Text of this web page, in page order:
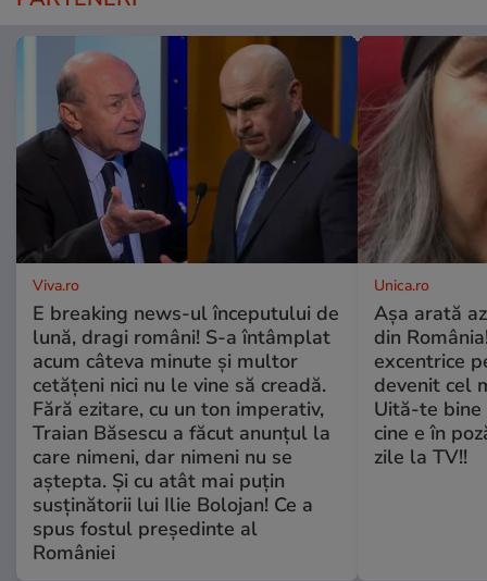
Viva.ro
E breaking news-ul începutului de
lună, dragi români! S-a întâmplat
acum câteva minute și multor
cetățeni nici nu le vine să creadă.
Fără ezitare, cu un ton imperativ,
Traian Băsescu a făcut anunțul la
care nimeni, dar nimeni nu se
aștepta. Și cu atât mai puțin
susținătorii lui Ilie Bolojan! Ce a
spus fostul președinte al
României
Unica.ro
Așa arată
din
excentrice
devenit cel
Uită-te bine
cine e în
zile la TV!!